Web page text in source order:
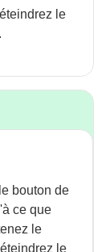
le
bouton de
ce que
le
le